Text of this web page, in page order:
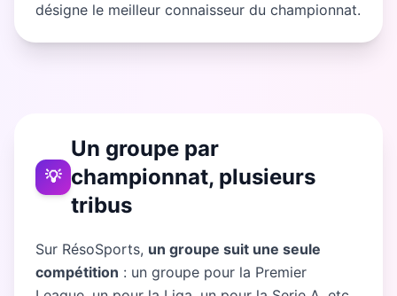
désigne le meilleur connaisseur du championnat.
💡
Un groupe par
championnat, plusieurs
tribus
Sur RésoSports, un groupe suit une seule
compétition : un groupe pour la Premier